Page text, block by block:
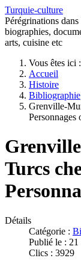
Turquie-culture
Pérégrinations
biographies,
arts, cuisine etc
Vous êtes ici :
Accueil
Histoire
Bibliographie
Grenville-
Personnages
Turcs
Détails
Catégorie :
Publié le :
Clics : 3929